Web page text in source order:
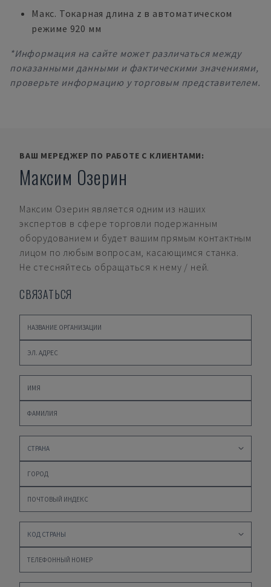
Макс. Токарная длина z в автоматическом
режиме 920 мм
*Информация на сайте может различаться между
показанными данными и фактическими значениями,
проверьте информацию у торговым представителем.
ВАШ МЕРЕДЖЕР ПО РАБОТЕ С КЛИЕНТАМИ:
Максим Озерин
Максим Озерин является одним из наших
экспертов в сфере торговли подержанным
оборудованием и будет вашим прямым контактным
лицом по любым вопросам, касающимся станка.
Не стесняйтесь обращаться к нему / ней.
СВЯЗАТЬСЯ